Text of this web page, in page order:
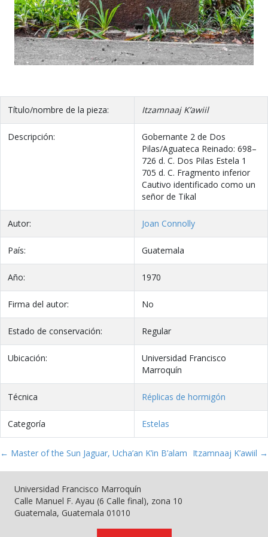
Título/nombre de la pieza: Itzamnaaj K’awiil
Descripción:
Gobernante 2 de Dos
Pilas/Aguateca Reinado: 698–
726 d. C. Dos Pilas Estela 1
705 d. C. Fragmento inferior
Cautivo identificado como un
señor de Tikal
Autor: Joan Connolly
País: Guatemala
Año: 1970
Firma del autor: No
Estado de conservación: Regular
Ubicación:
Universidad Francisco
Marroquín
Técnica Réplicas de hormigón
Categoría Estelas
← Master of the Sun Jaguar, Ucha’an K’in B’alam Itzamnaaj K’awiil →
Universidad Francisco Marroquín
Calle Manuel F. Ayau (6 Calle final), zona 10
Guatemala, Guatemala 01010